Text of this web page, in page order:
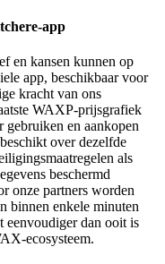
app
en kansen kunnen op
app, beschikbaar voor
kracht van ons
WAXP-prijsgrafiek
en aankopen
over dezelfde
als
beschermd
onze partners worden
binnen enkele minuten
eenvoudiger dan ooit is
ecosysteem.